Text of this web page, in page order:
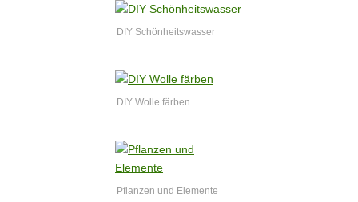
DIY Schönheitswasser
DIY Wolle färben
Pflanzen und Elemente